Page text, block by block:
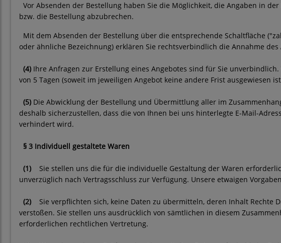
Vor Absenden der Bestellung haben Sie die Möglichkeit, die Angaben in
bzw. die Bestellung abzubrechen.
Mit dem Absenden der Bestellung über die entsprechende Schaltfläche
oder ähnliche Bezeichnung) erklären Sie rechtsverbindlich die Annahme
(4) Ihre Anfragen zur Erstellung eines Angebotes sind für Sie
von 5 Tagen (soweit im jeweiligen Angebot keine andere Frist ausgewiesen
(5) Die Abwicklung der Bestellung und Übermittlung aller im
deshalb sicherzustellen, dass die von Ihnen bei uns hinterlegte E-Mail-
verhindert wird.
§ 3 Individuell gestaltete Waren
(1)
Sie stellen uns die für die individuelle Gestaltung der Waren
unverzüglich nach Vertragsschluss zur Verfügung. Unsere etwaigen
(2)
Sie verpflichten sich, keine Daten zu übermitteln, deren Inhalt Rechte
verstoßen. Sie stellen uns ausdrücklich von sämtlichen in diesem
erforderlichen rechtlichen Vertretung.